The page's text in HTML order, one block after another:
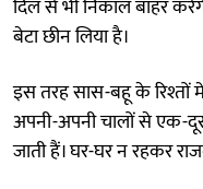
दिल से भी निकाल बाहर
बेटा छीन लिया है।
इस तरह सास-बहू के रिश्तों
अपनी-अपनी चालों से एक-
जाती हैं। घर-घर न रहकर